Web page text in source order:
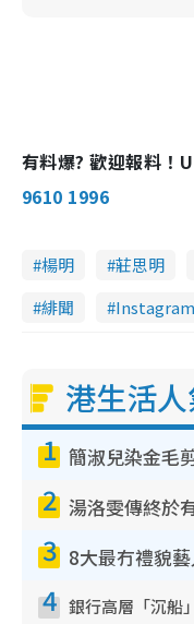
有料爆? 歡迎報料
9610 1996
楊明 莊思明
緋聞
Instagram
港生活
1
2
3
4